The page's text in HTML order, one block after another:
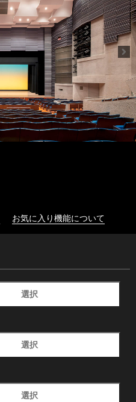
お気に入り機能について
選択
選択
選択